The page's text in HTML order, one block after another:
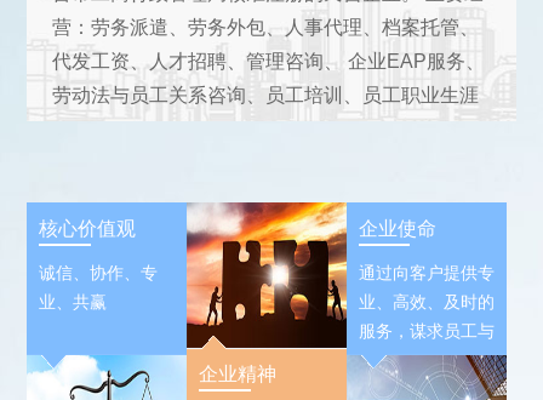
营：劳务派遣、劳务外包、人事代理、档案托管、
代发工资、人才招聘、管理咨询、 企业EAP服务、
劳动法与员工关系咨询、员工培训、员工职业生涯
核心价值观
诚信、协作、专
业、共赢
企业精神
企业使命
通过向客户提供专
业、高效、及时的
服务，谋求员工与
公司的共同发展，
实现与客户的互利